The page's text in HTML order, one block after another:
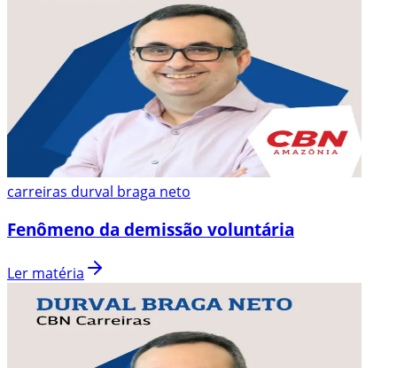
carreiras durval braga neto
Fenômeno da demissão voluntária
Ler matéria